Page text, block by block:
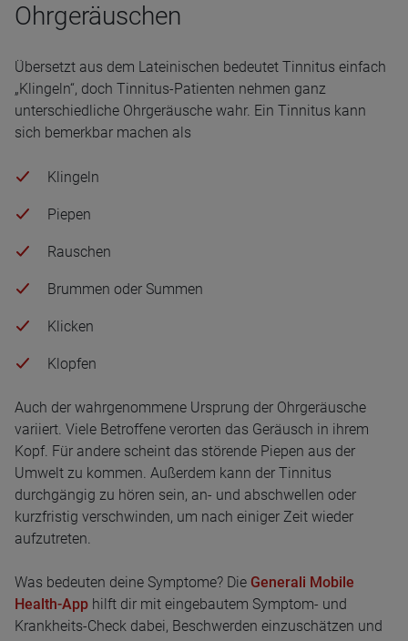
Ohrgeräuschen
Übersetzt aus dem Lateinischen bedeutet Tinnitus einfach
„Klingeln“, doch Tinnitus-Patienten nehmen ganz
unterschiedliche Ohrgeräusche wahr. Ein Tinnitus kann
sich bemerkbar machen als
Klingeln
Piepen
Rauschen
Brummen oder Summen
Klicken
Klopfen
Auch der wahrgenommene Ursprung der Ohrgeräusche
variiert. Viele Betroffene verorten das Geräusch in ihrem
Kopf. Für andere scheint das störende Piepen aus der
Umwelt zu kommen. Außerdem kann der Tinnitus
durchgängig zu hören sein, an- und abschwellen oder
kurzfristig verschwinden, um nach einiger Zeit wieder
aufzutreten.
Was bedeuten deine Symptome? Die Generali Mobile
Health-App hilft dir mit eingebautem Symptom- und
Krankheits-Check dabei, Beschwerden einzuschätzen und